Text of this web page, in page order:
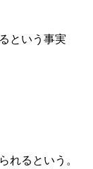
という事実
れるという。